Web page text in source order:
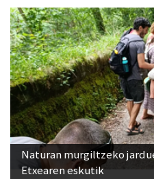
Naturan murgiltzeko
Etxearen eskutik